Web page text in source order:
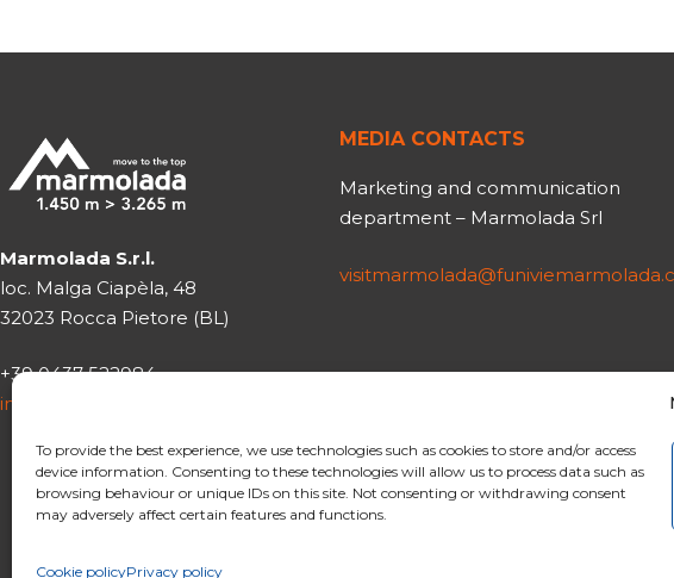
To provide the best experience, we use technologies such as cookies to store and/or access
device information. Consenting to these technologies will allow us to process data such as
browsing behaviour or unique IDs on this site. Not consenting or withdrawing consent
may adversely affect certain features and functions.
Cookie policyPrivacy policy
Marmolada S.r.l.
loc. Malga Ciapèla, 48
32023 Rocca Pietore (BL)
+39 0437 522984
info@funiviemarmolada.com
MEDIA CONTACTS
Marketing and communication
department – Marmolada Srl